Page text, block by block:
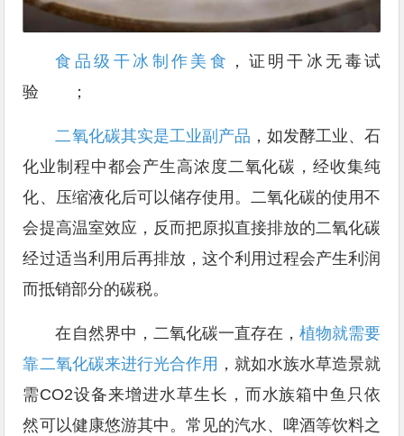
食品级干冰制作美食 ，证明干冰无毒试
验 ；
二氧化碳其实是工业副产品 ，如发酵工业、石
化业制程中都会产生高浓度二氧化碳，经收集纯
化、压缩液化后可以储存使用。二氧化碳的使用不
会提高温室效应，反而把原拟直接排放的二氧化碳
经过适当利用后再排放，这个利用过程会产生利润
而抵销部分的碳税。
在自然界中，二氧化碳一直存在， 植物就需要
靠二氧化碳来进行光合作用 ，就如水族水草造景就
需CO2设备来增进水草生长，而水族箱中鱼只依
然可以健康悠游其中。常见的汽水、啤酒等饮料之